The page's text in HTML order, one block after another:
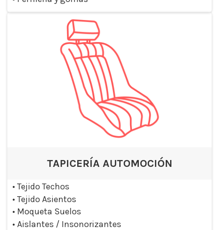
TAPICERÍA AUTOMOCIÓN
• Tejido Techos
• Tejido Asientos
• Moqueta Suelos
• Aislantes / Insonorizantes